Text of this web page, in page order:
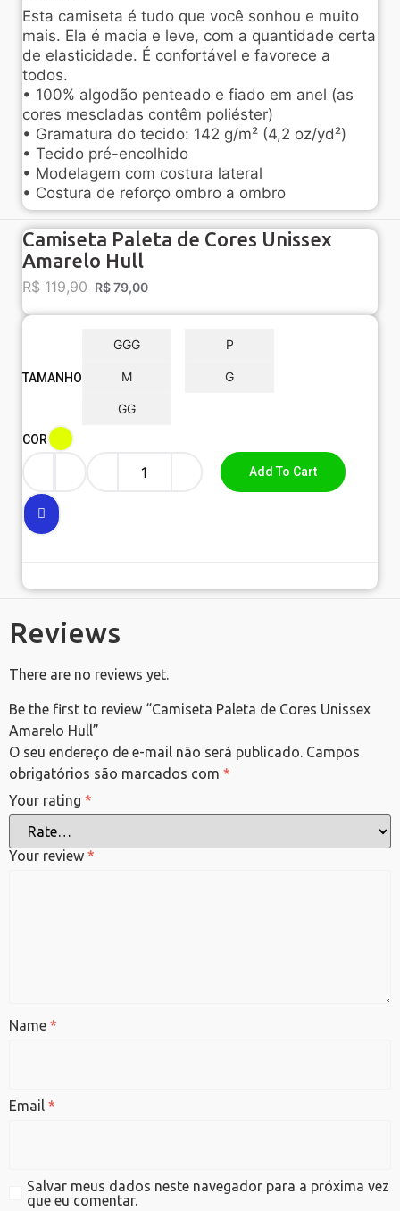
Esta camiseta é tudo que você sonhou e muito
mais. Ela é macia e leve, com a quantidade certa
de elasticidade. É confortável e favorece a
todos.
• 100% algodão penteado e fiado em anel (as
cores mescladas contêm poliéster)
• Gramatura do tecido: 142 g/m² (4,2 oz/yd²)
• Tecido pré-encolhido
• Modelagem com costura lateral
• Costura de reforço ombro a ombro
Camiseta Paleta de Cores Unissex
Amarelo Hull
R$119,90 R$79,00
TAMANHO
GGG P
M G
GG
COR
Add To Cart
Reviews
There are no reviews yet.
Be the first to review “Camiseta Paleta de Cores Unissex
Amarelo Hull”
O seu endereço de e-mail não será publicado. Campos
obrigatórios são marcados com *
Your rating *
Your review *
Name *
Email *
Salvar meus dados neste navegador para a próxima vez
que eu comentar.